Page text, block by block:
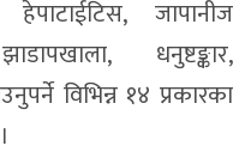
जापानीज
धनुष्टङ्कार,
विभिन्न १४ प्रकारका